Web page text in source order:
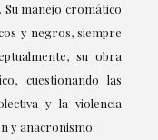
manejo cromático
y negros, siempre
su obra
cuestionando las
y la violencia
y anacronismo.